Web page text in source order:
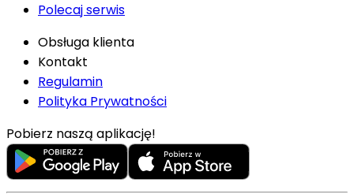
Polecaj serwis
Obsługa klienta
Kontakt
Regulamin
Polityka Prywatności
Pobierz naszą aplikację!